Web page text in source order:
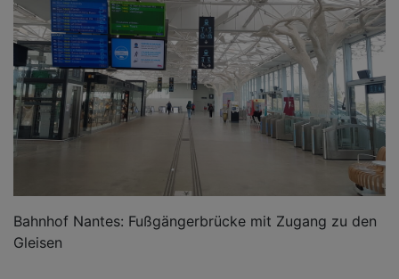
Bahnhof Nantes: Fußgängerbrücke mit Zugang zu den
Gleisen